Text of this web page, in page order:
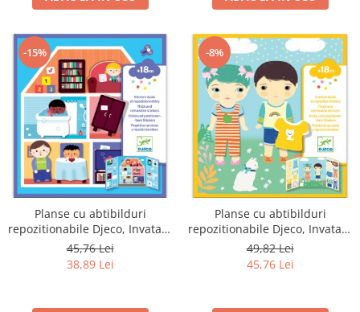
-15%
Planse cu abtibilduri
repozitionabile Djeco, Invatam
ce facem acasa
45,76 Lei
38,89 Lei
-8%
Planse cu abtibilduri
repozitionabile Djeco, Invatam
sa ne imbracam
49,82 Lei
45,76 Lei